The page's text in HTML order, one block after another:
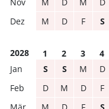
M
D F S
2028 1 2 3 4
S
S M D
D
M D F